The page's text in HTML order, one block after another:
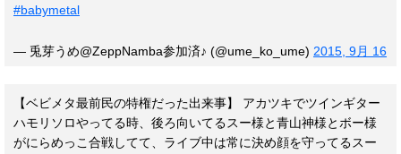
#babymetal
— 兎芽うめ@ZeppNamba参加済♪ (@ume_ko_ume) 2015, 9月 16
【ベビメタ最前民の特権だった出来事】 アカツキでツインギター
ハモリソロやってる時、後ろ向いてるスー様と青山神様とボー様
がにらめっこ合戦してて、ライブ中は常に決め顔を守ってるスー